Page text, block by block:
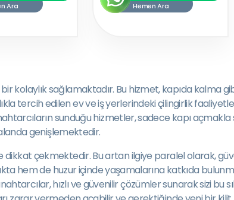
Ara Hemen Ara
kolaylık sağlamaktadır. Bu hizmet, kapıda kalma
tercih edilen ev ve iş yerlerindeki çilingirlik
sunduğu hizmetler, sadece kapı açmakla
genişlemektedir.
çekmektedir. Bu artan ilgiye paralel olarak,
hem de huzur içinde yaşamalarına katkıda
hızlı ve güvenilir çözümler sunarak sizi bu